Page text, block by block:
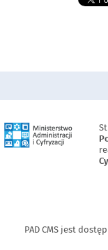
PAD CMS jest